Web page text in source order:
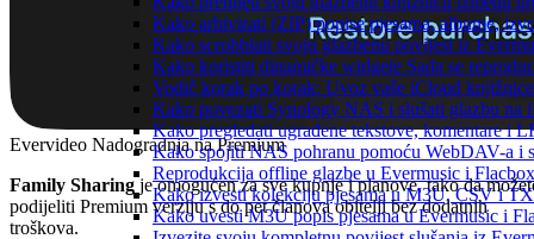
Kako arhivirati (ZIP) popise pjesama, albume,
Kako scrobblati svoju glazbenu povijest iz
Kako koristiti dinamičke widgete Sada se
Vodič korak po korak: Uvoz vaše iCloud
Kako povezati Synology NAS i slušati glazbu na
Kako pregledati ugrađene tekstove, komentare i
Kako spojiti NAS pohranu pomoću WebDAV-a i
Reprodukcija offline glazbe u Evermusic i
Kako izvesti kolekciju pjesama u M3U, CSV i
Kako uvesti M3U popis pjesama u Evermusic i
Evervideo Nadogradnja na Premium
Family Sharing je omogućen za sve kupnje i planove, tako da
podijeliti Premium verziju s do pet članova obitelji bez dodatnih
troškova.